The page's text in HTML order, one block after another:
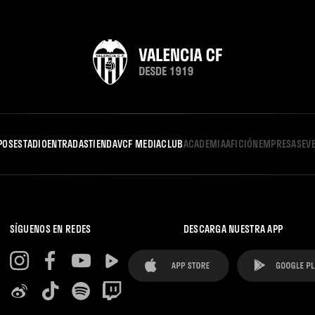
ESTADIOENTRADASTIENDAVCF MEDIACLUBACADEMIAAFICIÓNEMPRESAS
SÍGUENOS EN REDES DESCARGA NUESTRA APP